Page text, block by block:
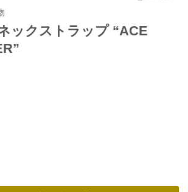
ックストラップ “ACE
トラップ "ACE CAFE RACER"個